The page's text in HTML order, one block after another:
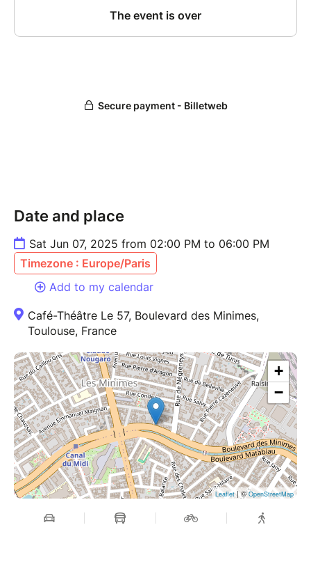
Date and place
Sat Jun 07, 2025 from 02:00 PM to 06:00 PM
Timezone : Europe/Paris
Add to my calendar
Café-Théâtre Le 57, Boulevard des Minimes,
Toulouse, France
+
−
Leaflet| ©OpenStreetMap